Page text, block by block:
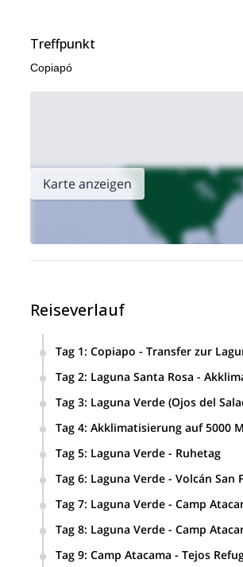
Treffpunkt
Copiapó
Karte anzeigen
Reiseverlauf
Tag 1: Copiapo - Transfer zur
Tag 2: Laguna Santa Rosa -
Tag 3: Laguna Verde (Ojos del
Tag 4: Akklimatisierung auf 5000
Tag 5: Laguna Verde - Ruhetag
Tag 6: Laguna Verde - Volcán San
Tag 7: Laguna Verde - Camp
Tag 8: Laguna Verde - Camp
Tag 9: Camp Atacama - Tejos